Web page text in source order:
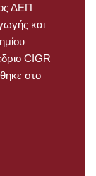
ΔΕΠ
και
CIGR–
στο